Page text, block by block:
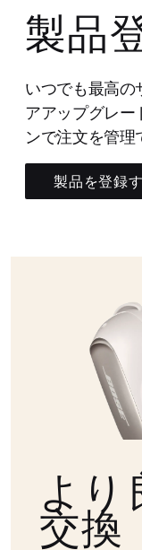
製品
いつでも最高の
アアップグレー
ンで注文を管理
製品を登録
より
交換